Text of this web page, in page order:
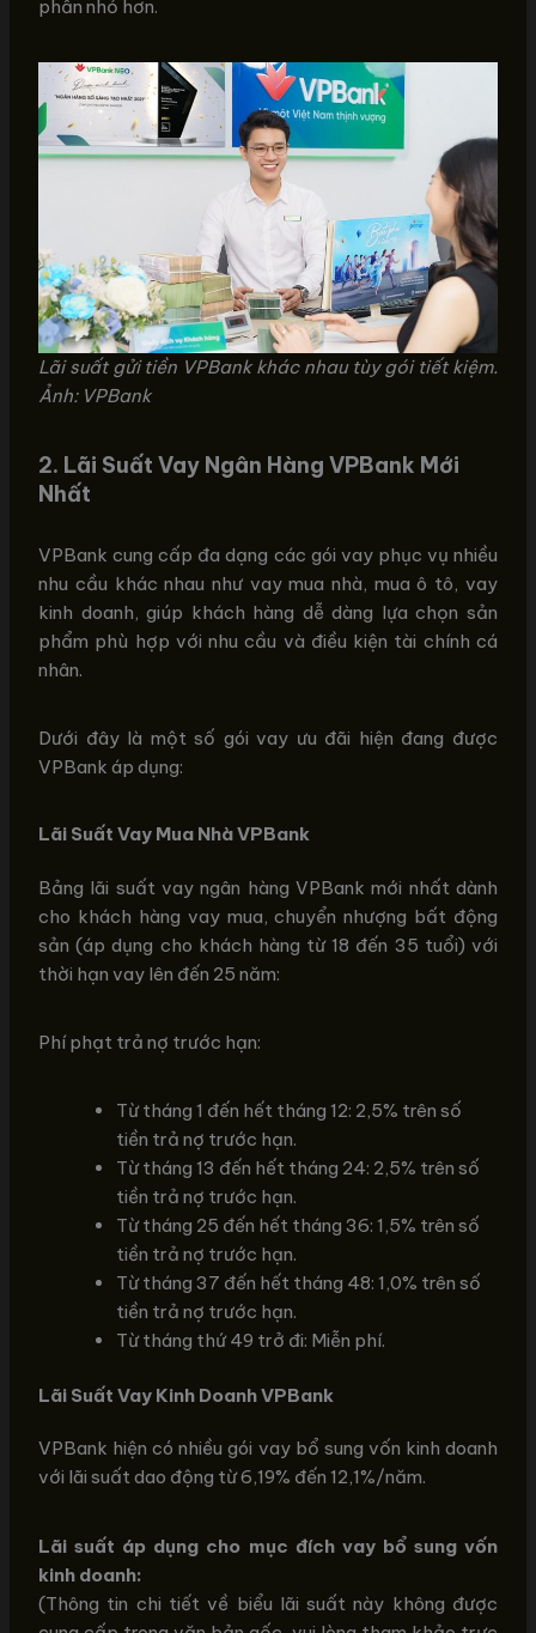
phần nhỏ hơn.
Lãi suất gửi tiền VPBank khác nhau tùy gói tiết kiệm.
Ảnh: VPBank
2. Lãi Suất Vay Ngân Hàng VPBank Mới
Nhất
VPBank cung cấp đa dạng các gói vay phục vụ nhiều
nhu cầu khác nhau như vay mua nhà, mua ô tô, vay
kinh doanh, giúp khách hàng dễ dàng lựa chọn sản
phẩm phù hợp với nhu cầu và điều kiện tài chính cá
nhân.
Dưới đây là một số gói vay ưu đãi hiện đang được
VPBank áp dụng:
Lãi Suất Vay Mua Nhà VPBank
Bảng lãi suất vay ngân hàng VPBank mới nhất dành
cho khách hàng vay mua, chuyển nhượng bất động
sản (áp dụng cho khách hàng từ 18 đến 35 tuổi) với
thời hạn vay lên đến 25 năm:
Phí phạt trả nợ trước hạn:
Từ tháng 1 đến hết tháng 12: 2,5% trên số
tiền trả nợ trước hạn.
Từ tháng 13 đến hết tháng 24: 2,5% trên số
tiền trả nợ trước hạn.
Từ tháng 25 đến hết tháng 36: 1,5% trên số
tiền trả nợ trước hạn.
Từ tháng 37 đến hết tháng 48: 1,0% trên số
tiền trả nợ trước hạn.
Từ tháng thứ 49 trở đi: Miễn phí.
Lãi Suất Vay Kinh Doanh VPBank
VPBank hiện có nhiều gói vay bổ sung vốn kinh doanh
với lãi suất dao động từ 6,19% đến 12,1%/năm.
Lãi suất áp dụng cho mục đích vay bổ sung vốn
kinh doanh:
(Thông tin chi tiết về biểu lãi suất này không được